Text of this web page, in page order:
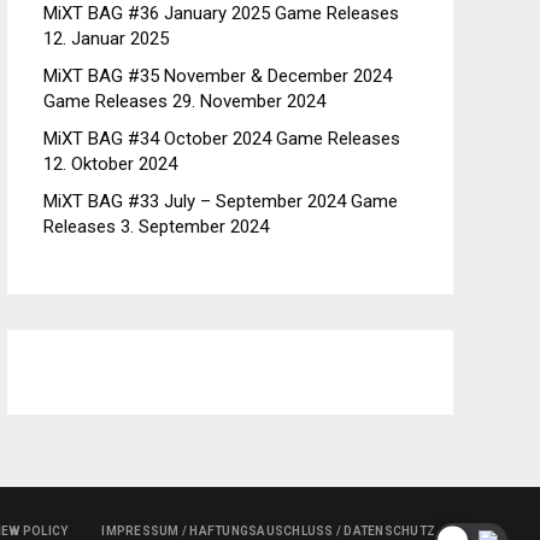
MiXT BAG #36 January 2025 Game Releases
12. Januar 2025
MiXT BAG #35 November & December 2024
Game Releases 29. November 2024
MiXT BAG #34 October 2024 Game Releases
12. Oktober 2024
MiXT BAG #33 July – September 2024 Game
Releases 3. September 2024
POLICY IMPRESSUM / HAFTUNGSAUSCHLUSS / DATENSCHUTZ